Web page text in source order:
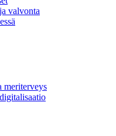
valvonta
meriterveys